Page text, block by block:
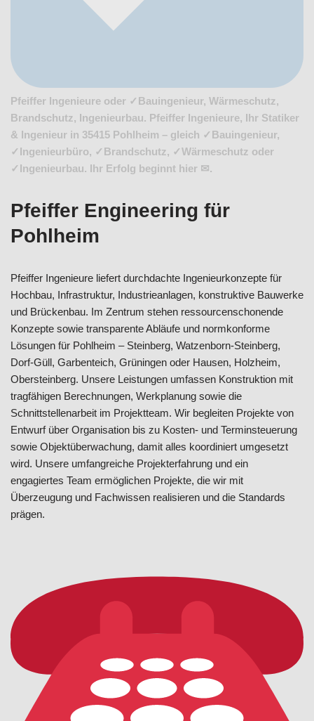
Pfeiffer Ingenieure oder ✓Bauingenieur, Wärmeschutz,
Brandschutz, Ingenieurbau. Pfeiffer Ingenieure, Ihr Statiker
& Ingenieur in 35415 Pohlheim – gleich ✓Bauingenieur,
✓Ingenieurbüro, ✓Brandschutz, ✓Wärmeschutz oder
✓Ingenieurbau. Ihr Erfolg beginnt hier ✉.
Pfeiffer Engineering für
Pohlheim
Pfeiffer Ingenieure liefert durchdachte Ingenieurkonzepte für
Hochbau, Infrastruktur, Industrieanlagen, konstruktive Bauwerke
und Brückenbau. Im Zentrum stehen ressourcenschonende
Konzepte sowie transparente Abläufe und normkonforme
Lösungen für Pohlheim – Steinberg, Watzenborn-Steinberg,
Dorf-Güll, Garbenteich, Grüningen oder Hausen, Holzheim,
Obersteinberg. Unsere Leistungen umfassen Konstruktion mit
tragfähigen Berechnungen, Werkplanung sowie die
Schnittstellenarbeit im Projektteam. Wir begleiten Projekte von
Entwurf über Organisation bis zu Kosten- und Terminsteuerung
sowie Objektüberwachung, damit alles koordiniert umgesetzt
wird. Unsere umfangreiche Projekterfahrung und ein
engagiertes Team ermöglichen Projekte, die wir mit
Überzeugung und Fachwissen realisieren und die Standards
prägen.